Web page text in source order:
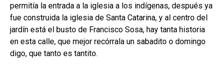
permitía la entrada a la iglesia a los indíge­nas, después ya
fue construida la iglesia de Santa Catarina, y al cen­tro del
jardín está el busto de Fran­cisco Sosa, hay tanta historia
en esta calle, que mejor recórrala un sabadito o domingo
digo, que tan­to es tantito.